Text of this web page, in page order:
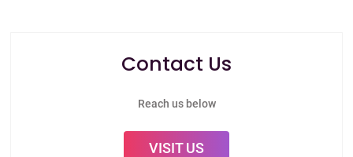
Contact Us
Reach us below
VISIT US